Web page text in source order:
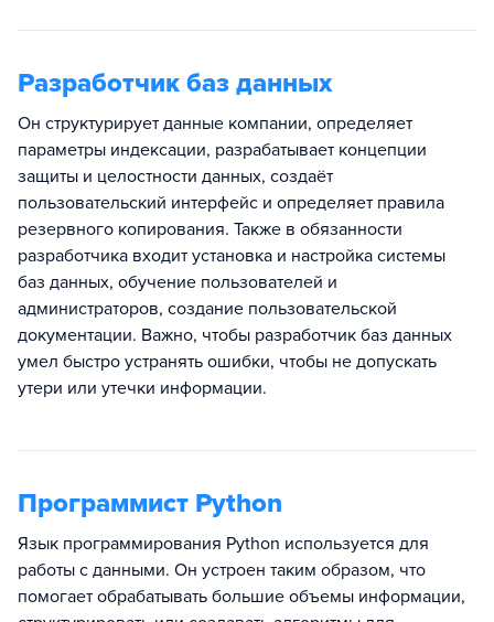
Разработчик баз данных
Он структурирует данные компании, определяет
параметры индексации, разрабатывает концепции
защиты и целостности данных, создаёт
пользовательский интерфейс и определяет правила
резервного копирования. Также в обязанности
разработчика входит установка и настройка системы
баз данных, обучение пользователей и
администраторов, создание пользовательской
документации. Важно, чтобы разработчик баз данных
умел быстро устранять ошибки, чтобы не допускать
утери или утечки информации.
Программист Python
Язык программирования Python используется для
работы с данными. Он устроен таким образом, что
помогает обрабатывать большие объемы информации,